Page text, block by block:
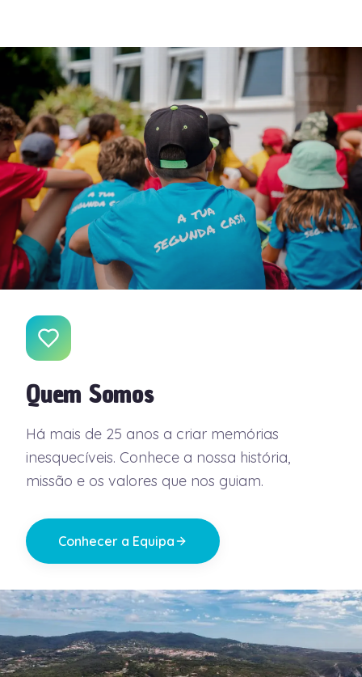
Quem Somos
Há mais de 25 anos a criar memórias
inesquecíveis. Conhece a nossa história,
missão e os valores que nos guiam.
Conhecer a Equipa